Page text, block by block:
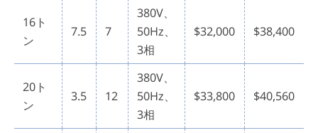
16ト
ン
7.5 7
380V、
50Hz、
3相
$32,000 $38,400
20ト
ン
3.5 12
380V、
50Hz、
3相
$33,800 $40,560